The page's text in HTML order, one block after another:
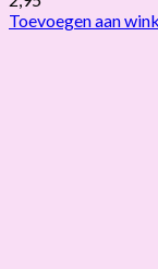
Toevoegen aan